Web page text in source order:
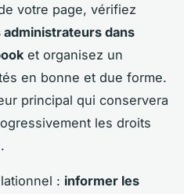
votre page, vérifiez
administrateurs dans
et organisez un
en bonne et due forme.
principal qui conservera
les droits
: informer les